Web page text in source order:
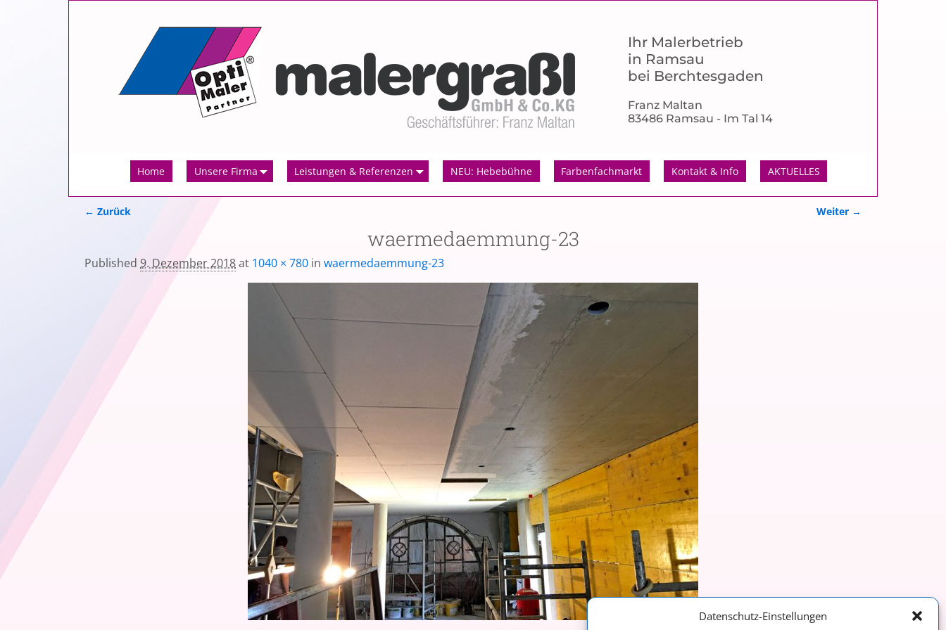
Datenschutz-Einstellungen
Ihr Malerbetrieb
in Ramsau
bei Berchtesgaden
Franz Maltan
83486 Ramsau - Im Tal 14
Home Unsere Firma Leistungen & Referenzen NEU: Hebebühne Farbenfachmarkt Kontakt & Info AKTUELLES
← Zurück Weiter →
waermedaemmung-23
Published 9. Dezember 2018at 1040 × 780 in waermedaemmung-23